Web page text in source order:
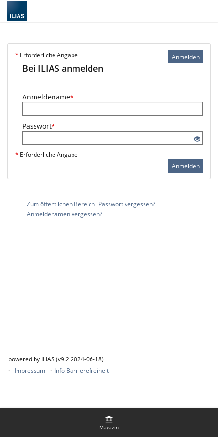
Magazin
Anmelden
* Erforderliche Angabe
Bei ILIAS anmelden
Anmeldename*
Passwort*
* Erforderliche Angabe
Anmelden
Zum öffentlichen Bereich Passwort vergessen?
Anmeldenamen vergessen?
powered by ILIAS (v9.2 2024-06-18)
Impressum
Info Barrierefreiheit